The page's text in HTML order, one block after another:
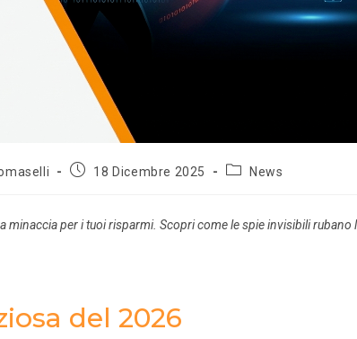
18 Dicembre 2025 News
minaccia per i tuoi risparmi. Scopri come le spie invisibili rubano
del 2026